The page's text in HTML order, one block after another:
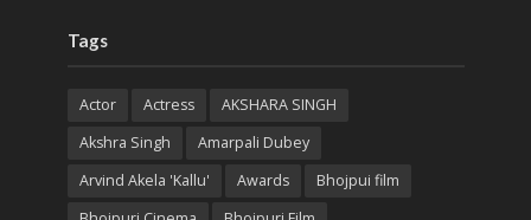
Tags
Actor Actress
AKSHARA SINGH
Akshra Singh
Amarpali Dubey
Arvind Akela 'Kallu'
Awards
Bhojpui film